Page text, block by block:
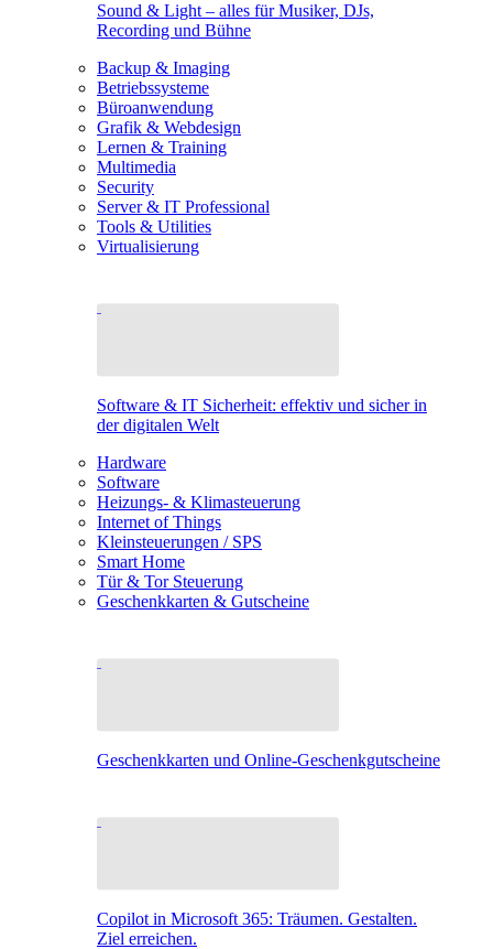
Sound & Light – alles für Musiker, DJs,
Recording und Bühne
Backup & Imaging
Betriebssysteme
Büroanwendung
Grafik & Webdesign
Lernen & Training
Multimedia
Security
Server & IT Professional
Tools & Utilities
Virtualisierung
Software & IT Sicherheit: effektiv und sicher in
der digitalen Welt
Hardware
Software
Heizungs- & Klimasteuerung
Internet of Things
Kleinsteuerungen / SPS
Smart Home
Tür & Tor Steuerung
Geschenkkarten & Gutscheine
Geschenkkarten und Online-Geschenkgutscheine
Copilot in Microsoft 365: Träumen. Gestalten.
Ziel erreichen.